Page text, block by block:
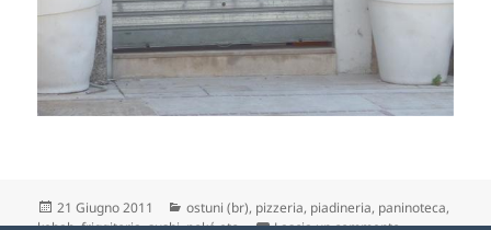
Scritto
21 Giugno 2011 Categorie
ostuni (br), pizzeria, piadineria, paninoteca,